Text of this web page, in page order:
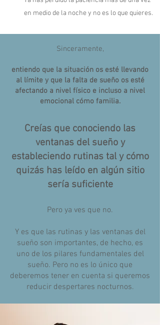
en medio de la noche y no es lo que quieres.
Sinceramente,
entiendo que la situación os esté llevando
al límite y que la falta de sueño os esté
afectando a nivel físico e incluso a nivel
emocional cómo familia.
Creías que conociendo las
ventanas del sueño y
estableciendo rutinas tal y cómo
quizás has leído en algún sitio
sería suficiente
Pero ya ves que no.
Y es que las rutinas y las ventanas del
sueño son importantes, de hecho, es
uno de los pilares fundamentales del
sueño. Pero no es lo único que
deberemos tener en cuenta si queremos
reducir despertares nocturnos.